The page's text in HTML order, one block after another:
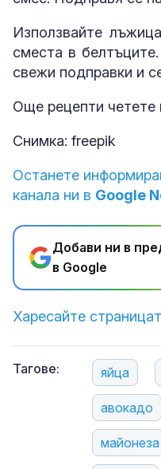
Използвайте
сместа в
свежи подправки и
Още рецепти четете
Снимка: freepik
Останете
канала ни в Google
Добави ни в
в Google
Харесайте
Тагове: яйца
авокадо
майонеза